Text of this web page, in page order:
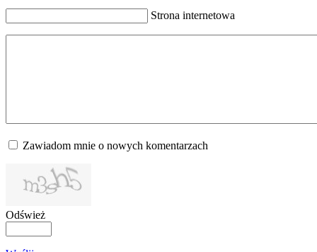
Strona internetowa
Zawiadom mnie o nowych komentarzach
Odśwież